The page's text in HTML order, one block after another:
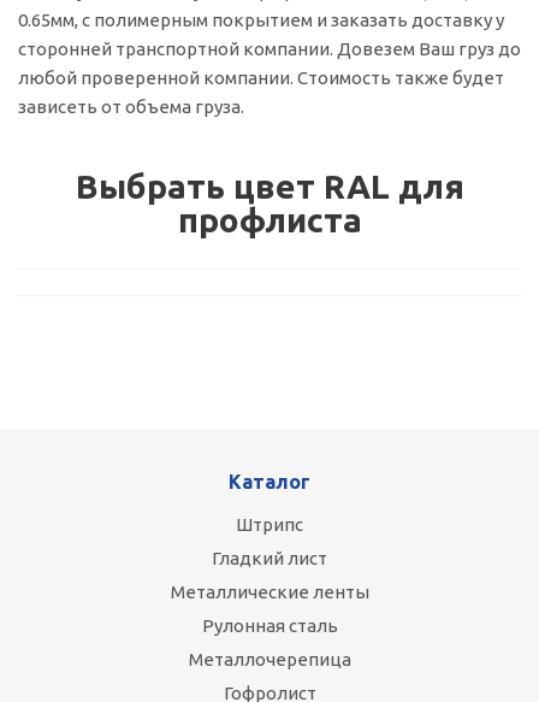
0.65мм, с полимерным покрытием и заказать доставку у
сторонней транспортной компании. Довезем Ваш груз до
любой проверенной компании. Стоимость также будет
зависеть от объема груза.
Выбрать цвет RAL для
профлиста
Каталог
Штрипс
Гладкий лист
Металлические ленты
Рулонная сталь
Металлочерепица
Гофролист